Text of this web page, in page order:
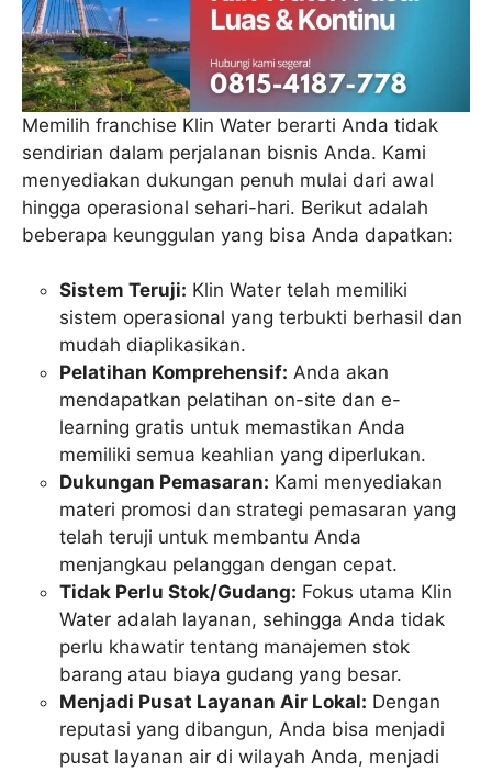
Memilih franchise Klin Water berarti Anda tidak
sendirian dalam perjalanan bisnis Anda. Kami
menyediakan dukungan penuh mulai dari awal
hingga operasional sehari-hari. Berikut adalah
beberapa keunggulan yang bisa Anda dapatkan:
Sistem Teruji: Klin Water telah memiliki
sistem operasional yang terbukti berhasil dan
mudah diaplikasikan.
Pelatihan Komprehensif: Anda akan
mendapatkan pelatihan on-site dan e-
learning gratis untuk memastikan Anda
memiliki semua keahlian yang diperlukan.
Dukungan Pemasaran: Kami menyediakan
materi promosi dan strategi pemasaran yang
telah teruji untuk membantu Anda
menjangkau pelanggan dengan cepat.
Tidak Perlu Stok/Gudang: Fokus utama Klin
Water adalah layanan, sehingga Anda tidak
perlu khawatir tentang manajemen stok
barang atau biaya gudang yang besar.
Menjadi Pusat Layanan Air Lokal: Dengan
reputasi yang dibangun, Anda bisa menjadi
pusat layanan air di wilayah Anda, menjadi